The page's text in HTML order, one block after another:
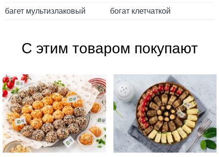
багет мультизлаковый богат клетчаткой
С этим товаром покупают